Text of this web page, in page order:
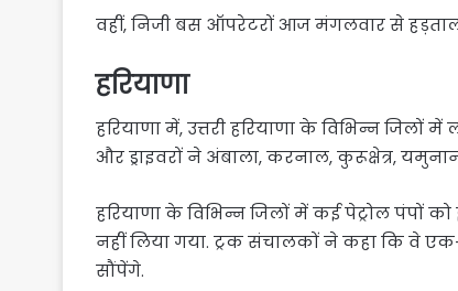
वहीं, निजी बस ऑपरेटरों आज मंगलवार से
हरियाणा
हरियाणा में, उत्तरी हरियाणा के विभिन्न
और ड्राइवरों ने अंबाला, करनाल, कुरूक्षेत्र,
हरियाणा के विभिन्न जिलों में कई पेट्रोल पंपों
नहीं लिया गया. ट्रक संचालकों ने कहा कि वे
सौंपेंगे.